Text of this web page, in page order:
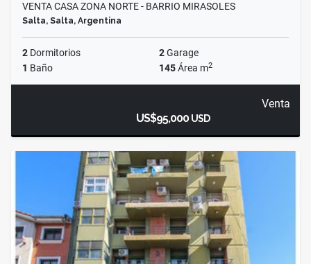
VENTA CASA ZONA NORTE - BARRIO MIRASOLES
Salta, Salta, Argentina
2 Dormitorios 2Garage
1 Baño 145Área m2
Venta
US$95,000USD